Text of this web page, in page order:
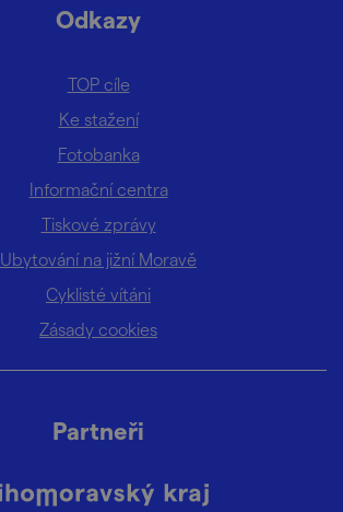
Odkazy
TOP cíle
Ke stažení
Fotobanka
Informační centra
Tiskové zprávy
Ubytování na jižní Moravě
Cyklisté vítáni
Zásady cookies
Partneři